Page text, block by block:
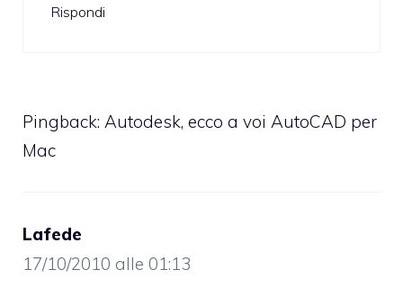
Rispondi
Pingback: Autodesk, ecco a voi AutoCAD per
Mac
Lafede
17/10/2010 alle 01:13